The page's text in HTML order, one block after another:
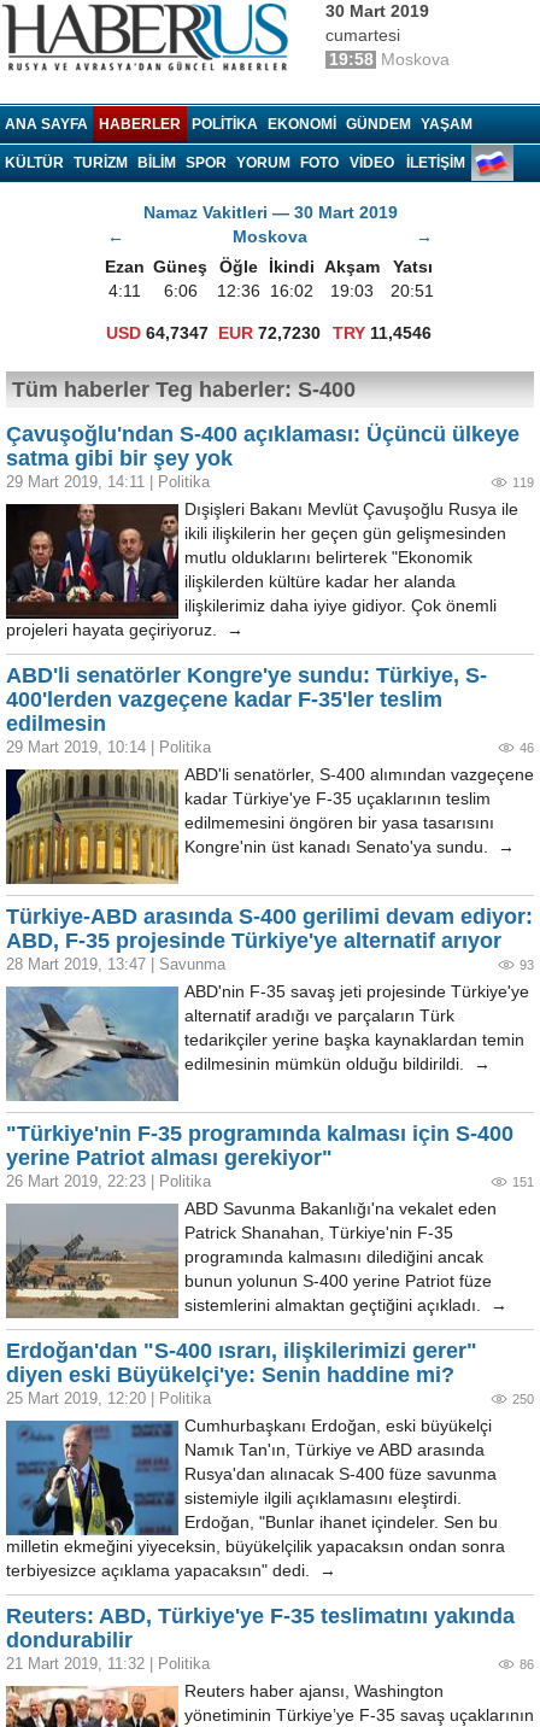
30 Mart 2019
cumartesi
19:58 Moskova
ANA SAYFA HABERLER POLITIKA EKONOMI GÜNDEM YAŞAM
KÜLTÜR TURIZM BILIM SPOR YORUM FOTO VIDEO İLETİŞİM
Namaz Vakitleri — 30 Mart 2019
←
Moskova
→
Ezan Güneş Öğle İkindi Akşam
Yatsı
4:11
6:06 12:36 16:02 19:03 20:51
USD 64,7347 EUR 72,7230 TRY 11,4546
Tüm haberler Teg haberler: S-400
Çavuşoğlu'ndan S-400 açıklaması: Üçüncü ülkeye
satma gibi bir şey yok
29 Mart 2019, 14:11 Politika 119
Dışişleri Bakanı Mevlüt Çavuşoğlu Rusya ile
ikili ilişkilerin her geçen gün gelişmesinden
mutlu olduklarını belirterek "Ekonomik
ilişkilerden kültüre kadar her alanda
ilişkilerimiz daha iyiye gidiyor. Çok önemli
projeleri hayata geçiriyoruz. →
ABD'li senatörler Kongre'ye sundu: Türkiye, S-
400'lerden vazgeçene kadar F-35'ler teslim
edilmesin
29 Mart 2019, 10:14 Politika 46
ABD'li senatörler, S-400 alımından vazgeçene
kadar Türkiye'ye F-35 uçaklarının teslim
edilmemesini öngören bir yasa tasarısını
Kongre'nin üst kanadı Senato'ya sundu. →
Türkiye-ABD arasında S-400 gerilimi devam ediyor:
ABD, F-35 projesinde Türkiye'ye alternatif arıyor
28 Mart 2019, 13:47 Savunma 93
ABD'nin F-35 savaş jeti projesinde Türkiye'ye
alternatif aradığı ve parçaların Türk
tedarikçiler yerine başka kaynaklardan temin
edilmesinin mümkün olduğu bildirildi. →
"Türkiye'nin F-35 programında kalması için S-400
yerine Patriot alması gerekiyor"
26 Mart 2019, 22:23 Politika 151
ABD Savunma Bakanlığı'na vekalet eden
Patrick Shanahan, Türkiye'nin F-35
programında kalmasını dilediğini ancak
bunun yolunun S-400 yerine Patriot füze
sistemlerini almaktan geçtiğini açıkladı. →
Erdoğan'dan "S-400 ısrarı, ilişkilerimizi gerer"
diyen eski Büyükelçi'ye: Senin haddine mi?
25 Mart 2019, 12:20 Politika 250
Cumhurbaşkanı Erdoğan, eski büyükelçi
Namık Tan'ın, Türkiye ve ABD arasında
Rusya'dan alınacak S-400 füze savunma
sistemiyle ilgili açıklamasını eleştirdi.
Erdoğan, "Bunlar ihanet içindeler. Sen bu
milletin ekmeğini yiyeceksin, büyükelçilik yapacaksın ondan sonra
terbiyesizce açıklama yapacaksın" dedi. →
Reuters: ABD, Türkiye'ye F-35 teslimatını yakında
dondurabilir
21 Mart 2019, 11:32 Politika 86
Reuters haber ajansı, Washington
yönetiminin Türkiye’ye F-35 savaş uçaklarının